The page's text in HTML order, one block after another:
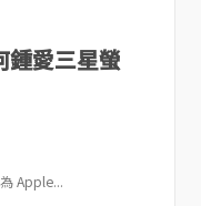
鍾愛三星螢
Apple...